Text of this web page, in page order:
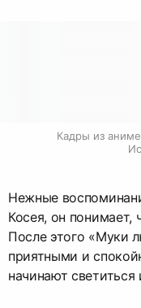
Кадры из
Нежные
Косея, он понимает,
После этого «Муки
приятными и
начинают светиться